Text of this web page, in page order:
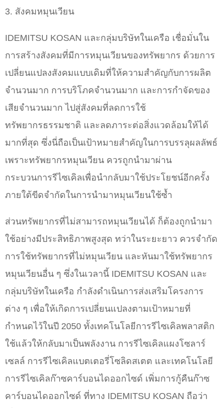
3. สังคมหมุนเวียน
IDEMITSU KOSAN และกลุ่มบริษัทในเครือ เชื่อมั่นใน
การสร้างสังคมที่มีการหมุนเวียนของทรัพยากร ด้วยการ
เปลี่ยนแปลงสังคมแบบเดิมที่ให้ความสำคัญกับการผลิต
จำนวนมาก การบริโภคจำนวนมาก และการกำจัดของ
เสียจำนวนมาก ไปสู่สังคมที่ลดการใช้
ทรัพยากรธรรมชาติ และลดภาระต่อสิ่งแวดล้อมให้ได้
มากที่สุด ซึ่งนี่ถือเป็นเป้าหมายสำคัญในการบรรลุผลลัพธ์
เพราะทรัพยากรหมุนเวียน ควรถูกนำมาผ่าน
กระบวนการรีไซเคิลเพื่อนำกลับมาใช้ประโยชน์อีกครั้ง
ภายใต้ขีดจำกัดในการนำมาหมุนเวียนใช้ซ้ำ
ส่วนทรัพยากรที่ไม่สามารถหมุนเวียนได้ ก็ต้องถูกนำมา
ใช้อย่างมีประสิทธิภาพสูงสุด ทว่าในระยะยาว ควรจำกัด
การใช้ทรัพยากรที่ไม่หมุนเวียน และหันมาใช้ทรัพยากร
หมุนเวียนอื่น ๆ ซึ่งในเวลานี้ IDEMITSU KOSAN และ
กลุ่มบริษัทในเครือ กำลังดำเนินการส่งเสริมโครงการ
ต่าง ๆ เพื่อให้เกิดการเปลี่ยนแปลงตามเป้าหมายที่
กำหนดไว้ในปี 2050 ทั้งเทคโนโลยีการรีไซเคิลพลาสติก
ใช้แล้วให้กลับมาเป็นพลังงาน การรีไซเคิลแผงโซลาร์
เซลล์ การรีไซเคิลแบตเตอรี่โซลิดสเตต และเทคโนโลยี
การรีไซเคิลก๊าซคาร์บอนไดออกไซด์ เพิ่มการกู้คืนก๊าซ
คาร์บอนไดออกไซด์ ที่ทาง IDEMITSU KOSAN ถือว่า